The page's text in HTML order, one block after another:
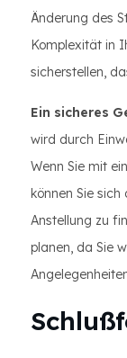
Änderung des
Komplexität in
sicherstellen,
Ein sicheres
wird durch
Wenn Sie mit
können Sie
Anstellung zu
planen, da Sie